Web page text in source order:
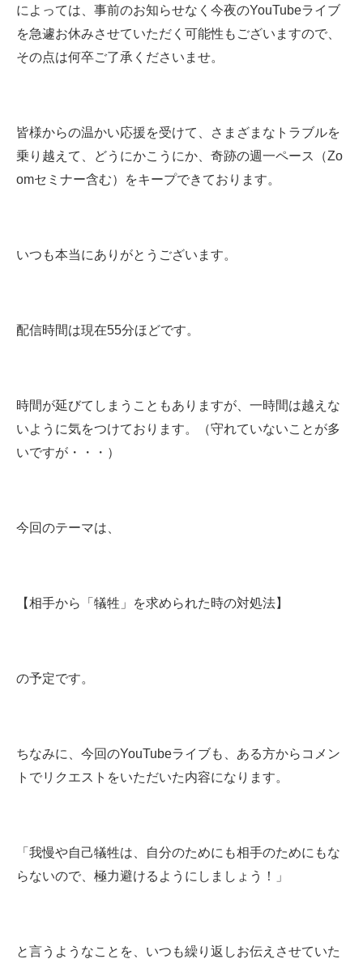
によっては、事前のお知らせなく今夜のYouTubeライブ
を急遽お休みさせていただく可能性もございますので、
その点は何卒ご了承くださいませ。
皆様からの温かい応援を受けて、さまざまなトラブルを
乗り越えて、どうにかこうにか、奇跡の週一ペース（Zo
omセミナー含む）をキープできております。
いつも本当にありがとうございます。
配信時間は現在55分ほどです。
時間が延びてしまうこともありますが、一時間は越えな
いように気をつけております。（守れていないことが多
いですが・・・）
今回のテーマは、
【相手から「犠牲」を求められた時の対処法】
の予定です。
ちなみに、今回のYouTubeライブも、ある方からコメン
トでリクエストをいただいた内容になります。
「我慢や自己犠牲は、自分のためにも相手のためにもな
らないので、極力避けるようにしましょう！」
と言うようなことを、いつも繰り返しお伝えさせていた